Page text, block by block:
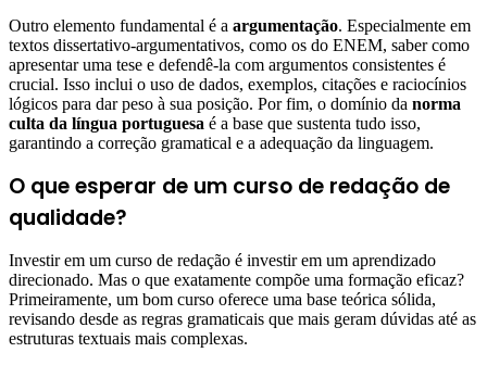
Outro elemento fundamental é a argumentação. Especialmente em
textos dissertativo-argumentativos, como os do ENEM, saber como
apresentar uma tese e defendê-la com argumentos consistentes é
crucial. Isso inclui o uso de dados, exemplos, citações e raciocínios
lógicos para dar peso à sua posição. Por fim, o domínio da norma
culta da língua portuguesa é a base que sustenta tudo isso,
garantindo a correção gramatical e a adequação da linguagem.
O que esperar de um curso de redação de
qualidade?
Investir em um curso de redação é investir em um aprendizado
direcionado. Mas o que exatamente compõe uma formação eficaz?
Primeiramente, um bom curso oferece uma base teórica sólida,
revisando desde as regras gramaticais que mais geram dúvidas até as
estruturas textuais mais complexas.